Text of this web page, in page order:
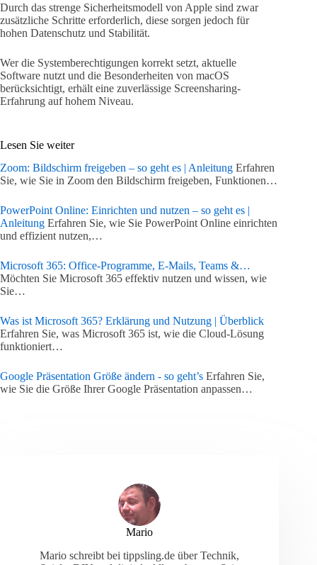
Durch das strenge Sicherheitsmodell von Apple sind zwar
zusätzliche Schritte erforderlich, diese sorgen jedoch für
hohen Datenschutz und Stabilität.
Wer die Systemberechtigungen korrekt setzt, aktuelle
Software nutzt und die Besonderheiten von macOS
berücksichtigt, erhält eine zuverlässige Screensharing-
Erfahrung auf hohem Niveau.
Lesen Sie weiter
Zoom: Bildschirm freigeben – so geht es | Anleitung Erfahren
Sie, wie Sie in Zoom den Bildschirm freigeben, Funktionen…
PowerPoint Online: Einrichten und nutzen – so geht es |
Anleitung Erfahren Sie, wie Sie PowerPoint Online einrichten
und effizient nutzen,…
Microsoft 365: Office-Programme, E-Mails, Teams &…
Möchten Sie Microsoft 365 effektiv nutzen und wissen, wie
Sie…
Was ist Microsoft 365? Erklärung und Nutzung | Überblick
Erfahren Sie, was Microsoft 365 ist, wie die Cloud-Lösung
funktioniert…
Google Präsentation Größe ändern - so geht’s Erfahren Sie,
wie Sie die Größe Ihrer Google Präsentation anpassen…
Mario
Mario schreibt bei tippsling.de über Technik,